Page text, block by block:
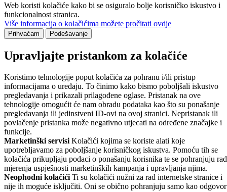
Web koristi kolačiće kako bi se osiguralo bolje korisničko iskustvo i
funkcionalnost stranica.
Više informacija o kolačićima možete pročitati ovdje
Prihvaćam Podešavanje
Upravljajte pristankom za kolačiće
Koristimo tehnologije poput kolačića za pohranu i/ili pristup
informacijama o uređaju. To činimo kako bismo poboljšali iskustvo
pregledavanja i prikazali prilagođene oglase. Pristanak na ove
tehnologije omogućit će nam obradu podataka kao što su ponašanje
pregledavanja ili jedinstveni ID-ovi na ovoj stranici. Nepristanak ili
povlačenje pristanka može negativno utjecati na određene značajke i
funkcije.
Marketinški servisi Kolačići kojima se koriste alati koje
upotrebljavamo za poboljšanje korisničkog iskustva. Pomoću tih se
kolačića prikupljaju podaci o ponašanju korisnika te se pohranjuju
mjerenja uspješnosti marketinških kampanja i upravljanja njima.
Neophodni kolačići Ti su kolačići nužni za rad internetske stranice i
nije ih moguće isključiti. Oni se obično pohranjuju samo kao odgovor